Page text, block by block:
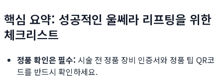
핵심 요약: 성공적인 울쎄라 리프팅을 위한
체크리스트
정품 확인은 필수: 시술 전 정품 장비 인증서와 정품 팁 QR코
드를 반드시 확인하세요.